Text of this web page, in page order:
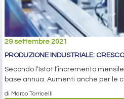
29 settembre 2021
PRODUZIONE INDUSTRIALE:
Secondo l’Istat l’incremento
base annua. Aumenti anche per le
di Marco Torricelli